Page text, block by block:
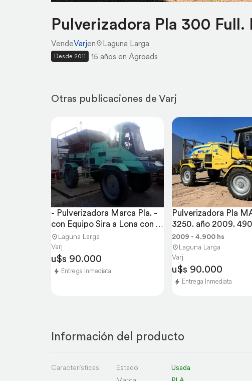
Pulverizadora Pla 300 Full.
VendeVarjen Laguna Larga
Desde 2011 15 años en Agroads
Otras publicaciones de Varj
- Pulverizadora Marca Pla. -
con Equipo Sira a Lona con
PlatLaguna Larga
Varj
u$s 90.000
Entrega Inmediata
Pulverizadora Pla
3250. año 2009.
Fabrica.
2009 - 4.900 hs
Laguna Larga
Varj
u$s 90.000
Entrega Inmediata
Información del producto
Características Estado
Usada